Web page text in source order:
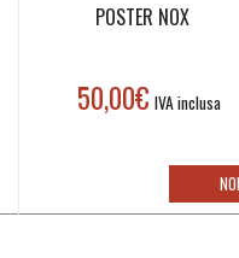
POSTER NOX
50,00€ IVA inclusa